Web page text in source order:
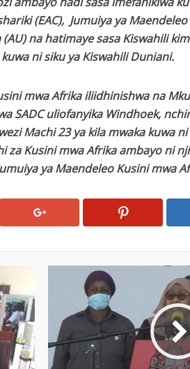
(EAC), Jumuiya ya
na hatimaye sasa Kiswahili
ni siku ya Kiswahili Duniani.
mwa Afrika iliidhinishwa na
SADC uliofanyika Windhoek,
Machi 23 ya kila mwaka kuwa ni
za Kusini mwa Afrika ambayo ni
ya Maendeleo Kusini mwa